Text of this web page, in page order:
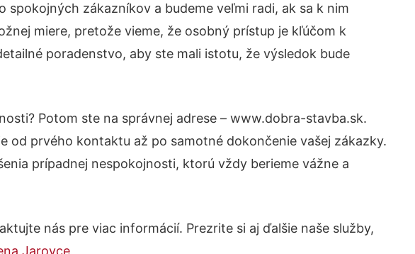
zákazníkov a budeme veľmi radi, ak sa k nim
miere, pretože vieme, že osobný prístup je kľúčom k
poradenstvo, aby ste mali istotu, že výsledok bude
Potom ste na správnej adrese – www.dobra-stavba.sk.
od prvého kontaktu až po samotné dokončenie vašej zákazky.
prípadnej nespokojnosti, ktorú vždy berieme vážne a
nás pre viac informácií. Prezrite si aj ďalšie naše služby,
Jarovce.